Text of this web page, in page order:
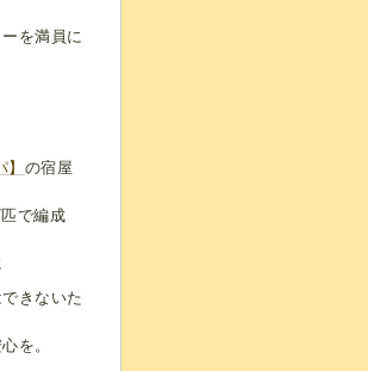
を満員に
】 の宿屋
で編成
きないた
を。